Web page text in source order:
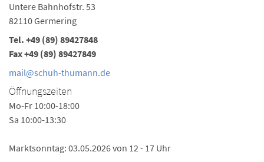
Untere Bahnhofstr. 53
82110 Germering
Tel. +49 (89) 89427848
Fax +49 (89) 89427849
mail@schuh-thumann.de
Öffnungszeiten
Mo-Fr 10:00-18:00
Sa 10:00-13:30
Marktsonntag: 03.05.2026 von 12 - 17 Uhr